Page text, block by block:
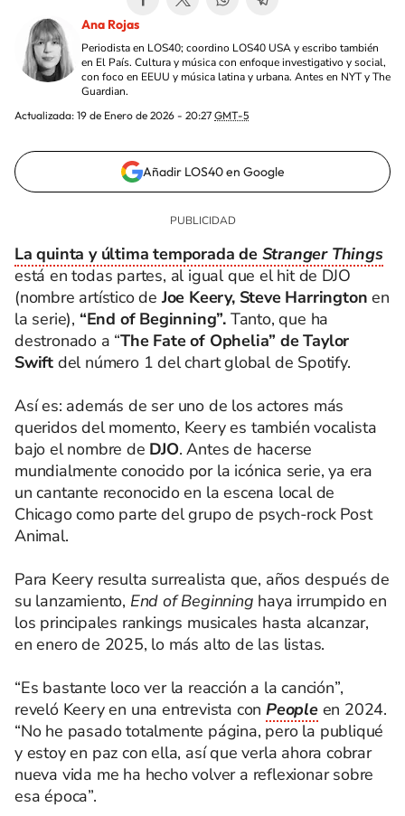
Ana Rojas
Periodista en LOS40; coordino LOS40 USA y escribo también
en El País. Cultura y música con enfoque investigativo y social,
con foco en EEUU y música latina y urbana. Antes en NYT y The
Guardian.
Actualizada: 19 de Enero de 2026 - 20:27 GMT-5
Añadir LOS40 en Google
La quinta y última temporada deStranger Things
está en todas partes, al igual que el hit de DJO
(nombre artístico deJoe Keery, Steve Harrington en
la serie), “End of Beginning”. Tanto, que ha
destronado a “The Fate of Ophelia” de Taylor
Swift del número 1 del chart global de Spotify.
Así es: además de ser uno de los actores más
queridos del momento, Keery es también vocalista
bajo el nombre de DJO. Antes de hacerse
mundialmente conocido por la icónica serie, ya era
un cantante reconocido en la escena local de
Chicago como parte del grupo de psych-rock Post
Animal.
Para Keery resulta surrealista que, años después de
su lanzamiento, End of Beginning haya irrumpido en
los principales rankings musicales hasta alcanzar,
en enero de 2025, lo más alto de las listas.
“Es bastante loco ver la reacción a la canción”,
reveló Keery en una entrevista conPeopleen 2024.
“No he pasado totalmente página, pero la publiqué
y estoy en paz con ella, así que verla ahora cobrar
nueva vida me ha hecho volver a reflexionar sobre
esa época”.